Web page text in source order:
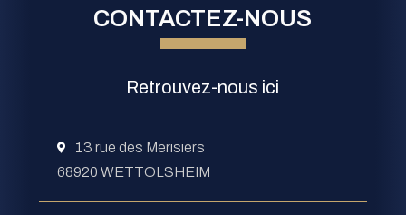
CONTACTEZ-NOUS
Retrouvez-nous ici
13 rue des Merisiers
68920 WETTOLSHEIM